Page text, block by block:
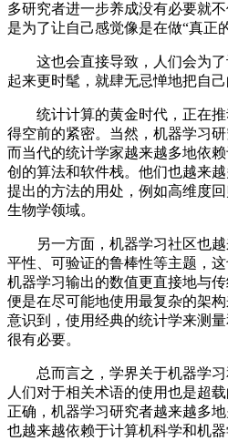
多研究者进一步养成没有必要就
是为了让自己感觉像是在做“真正
这也会直接导致，人们会为了
起来更时髦，就肆无忌惮地把自己
统计计算的黄金时代，正在推
得空前的紧密。当然，机器学习
而当代的统计学家越来越多地依
创的算法和软件栈。他们也越来
提出的方法的用处，例如高维度
生物学领域。
另一方面，机器学习社区也越
平性、可验证的鲁棒性等主题，
机器学习输出的数值更直接地与
便是在尽可能地使用最复杂的架
意识到，使用经典的统计学来测
很有必要。
总而言之，学界关于机器学习
人们对于相关术语的使用也是超
正确，机器学习研究者越来越多
也越来越依赖于计算机科学和机器